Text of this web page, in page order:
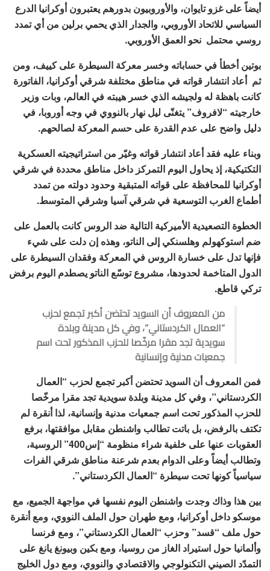
أيضاً على غزو تايوان، والأوروبيون بدورهم يعتبرون أوكرانيا الدرع
السياسي للاتحاد الأوروبي، والجدار الذي يحمي برلين من أي تمدد
روسي محتمل نحو العمق الأوروبي.
بوتين أخطأ في حساباته وخسر معركة السيطرة على كييف، ومن
ثم أعاد انتشار قواته في مناطق مختلفة شرقي أوكرانيا، الفاتورة
كانت باهظة له ولجيشه الذي خسر هيبته في العالم، وبات وزير
خارجيته “لافروف” يتغنّى ليل نهار بالنووي في وجه أوروبا، في
دليل واضح على عدم القدرة على حسم المعركة لصالحهم.
وبناء عليه فقد أعاد انتشار قواته وغيّر من استراتيجيته العسكرية
التكتيكية، إذ يحاول اليوم التمركز داخل مناطق محددة في شرقي
أوكرانيا للمحافظة على قواته المتبقية وحدود دولته من تمدد
أطماع الغرب التوسعية في شرقي آسيا وشرقي المتوسط.
الخطوة التصعيدية الأميركية التالية ضد الروس كانت بالعمل على
ضم استوكهولم وهلسنكي إلى الناتو، وهذه إن دلت على شيء
فإنها تدل على خسارة الروس في المعركة وفقدان السيطرة على
الدول المتاخمة لحدودها، مشروع توسّع الناتو يصطدم اليوم برفض
تركي قاطع.
من المعروف أن السويد تحتضن أكبر تجمع لحزب
“العمال الكردستاني”، وفي كل مدينة وبلدة
سويدية تجد مقرا مرخّصا للحزب المذكور تحت اسم
جمعيات مدنية وإنسانية
فمن المعروف أن السويد تحتضن أكبر تجمع لحزب “العمال
الكردستاني”، وفي كل مدينة وبلدة سويدية تجد مقرا مرخّصا
للحزب المذكور تحت اسم جمعيات مدنية وإنسانية، لذا أنقرة لم
تكتف بالرفض، بل باتت تطالب واشنطن مقابل موافقتها، برفع
العقوبات عنها على خلفية شراء منظومة “إس400” الروسية،
وتطالب أيضاً وعلى الدوام بعدم شرعنة مناطق شرقي الفرات
سياسياً كونها تحت سيطرة “العمال الكردستاني”.
بين هذا وذاك وجدت واشنطن اليوم نفسها في مواجهة الجميع، مع
موسكو داخل أوكرانيا، ومع طهران حول الملف النووي، ومع أنقرة
حول ملف “قسد” وحزب “العمال الكردستاني”، ومع فرنسا
وألمانيا حول استيراد الغاز من روسيا، ومع بكين وبيونغ يانغ على
التمدّد الصيني التكنولوجي والاقتصادي والنووي، ومع دول الخليج